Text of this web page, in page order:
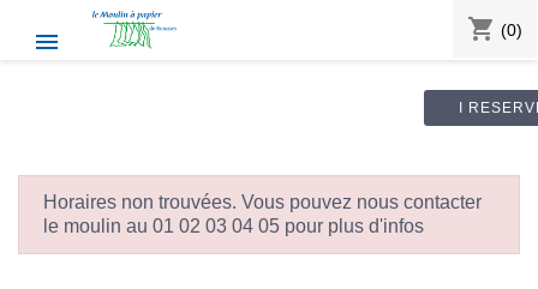
 shopping_cart (0)
I
Horaires non trouvées. Vous pouvez nous contacter
le moulin au 01 02 03 04 05 pour plus d'infos